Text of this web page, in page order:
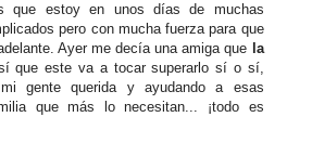
que estoy en unos días de muchas
pero con mucha fuerza para que
Ayer me decía una amiga que la
que este va a tocar superarlo sí o sí,
gente querida y ayudando a esas
que más lo necesitan... ¡todo es